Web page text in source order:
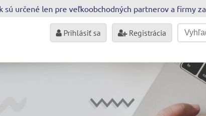
sú určené len pre veľkoobchodných partnerov a firmy
Prihlásiť sa Registrácia